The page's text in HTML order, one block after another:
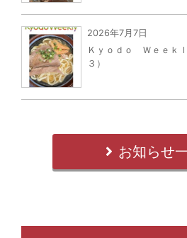
2026年7月7日
Ｋｙｏｄｏ Ｗｅｅｋ
３）
お知らせ